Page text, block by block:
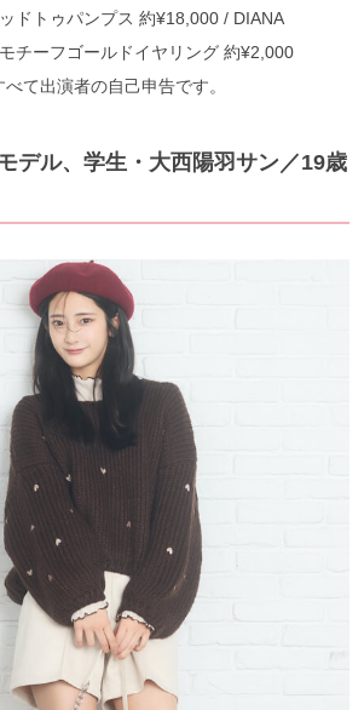
ドトゥパンプス 約¥18,000 / DIANA
チーフゴールドイヤリング 約¥2,000
て出演者の自己申告です。
デル、学生・大西陽羽サン ／19歳